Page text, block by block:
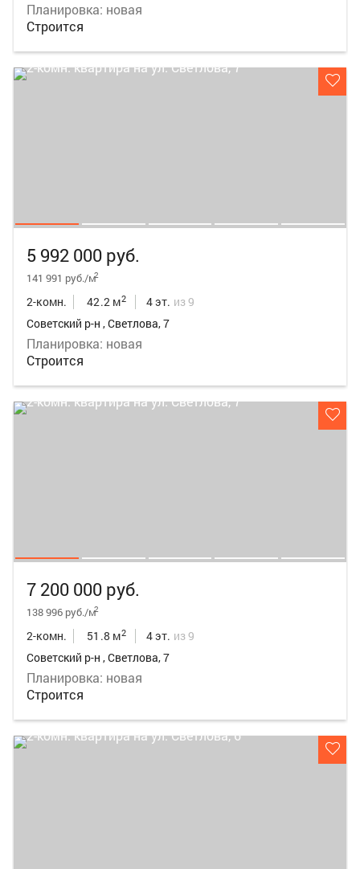
Планировка: новая
Строится
5 992 000 руб.
141 991 руб./м2
2-комн. 42.2 м2 4 эт. из 9
Советский р-н , Светлова, 7
Планировка: новая
Строится
7 200 000 руб.
138 996 руб./м2
2-комн. 51.8 м2 4 эт. из 9
Советский р-н , Светлова, 7
Планировка: новая
Строится